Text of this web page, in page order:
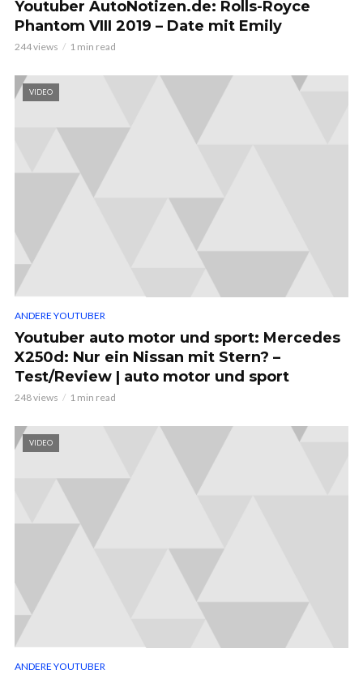
Youtuber AutoNotizen.de: Rolls-Royce
Phantom VIII 2019 – Date mit Emily
244 views 1 min read
VIDEO
ANDERE YOUTUBER
Youtuber auto motor und sport: Mercedes
X250d: Nur ein Nissan mit Stern? –
Test/Review | auto motor und sport
248 views 1 min read
VIDEO
ANDERE YOUTUBER